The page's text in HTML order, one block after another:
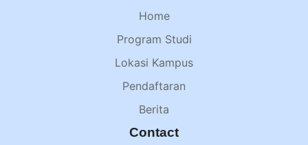
Home
Program Studi
Lokasi Kampus
Pendaftaran
Berita
Contact